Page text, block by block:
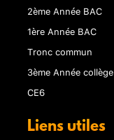
2ème Année BAC
1ère Année BAC
Tronc commun
3ème Année collège
CE6
Liens utiles